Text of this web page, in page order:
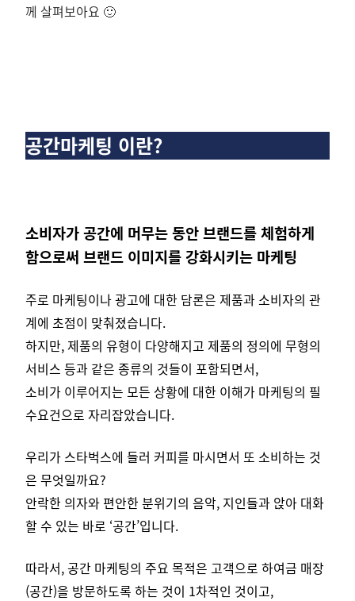
께 살펴보아요 🙂
공간마케팅 이란?
소비자가 공간에 머무는 동안 브랜드를 체험하게
함으로써 브랜드 이미지를 강화시키는 마케팅
주로 마케팅이나 광고에 대한 담론은 제품과 소비자의 관
계에 초점이 맞춰졌습니다.
하지만, 제품의 유형이 다양해지고 제품의 정의에 무형의
서비스 등과 같은 종류의 것들이 포함되면서,
소비가 이루어지는 모든 상황에 대한 이해가 마케팅의 필
수요건으로 자리잡았습니다.
우리가 스타벅스에 들러 커피를 마시면서 또 소비하는 것
은 무엇일까요?
안락한 의자와 편안한 분위기의 음악, 지인들과 앉아 대화
할 수 있는 바로 ‘공간’입니다.
따라서, 공간 마케팅의 주요 목적은 고객으로 하여금 매장
(공간)을 방문하도록 하는 것이 1차적인 것이고,